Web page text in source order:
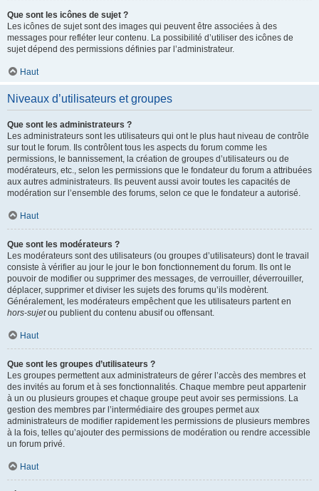
Que sont les icônes de sujet ?
Les icônes de sujet sont des images qui peuvent être associées à des
messages pour refléter leur contenu. La possibilité d’utiliser des icônes de
sujet dépend des permissions définies par l’administrateur.
Haut
Niveaux d’utilisateurs et groupes
Que sont les administrateurs ?
Les administrateurs sont les utilisateurs qui ont le plus haut niveau de contrôle
sur tout le forum. Ils contrôlent tous les aspects du forum comme les
permissions, le bannissement, la création de groupes d’utilisateurs ou de
modérateurs, etc., selon les permissions que le fondateur du forum a attribuées
aux autres administrateurs. Ils peuvent aussi avoir toutes les capacités de
modération sur l’ensemble des forums, selon ce que le fondateur a autorisé.
Haut
Que sont les modérateurs ?
Les modérateurs sont des utilisateurs (ou groupes d’utilisateurs) dont le travail
consiste à vérifier au jour le jour le bon fonctionnement du forum. Ils ont le
pouvoir de modifier ou supprimer des messages, de verrouiller, déverrouiller,
déplacer, supprimer et diviser les sujets des forums qu’ils modèrent.
Généralement, les modérateurs empêchent que les utilisateurs partent en
hors-sujetou publient du contenu abusif ou offensant.
Haut
Que sont les groupes d’utilisateurs ?
Les groupes permettent aux administrateurs de gérer l’accès des membres et
des invités au forum et à ses fonctionnalités. Chaque membre peut appartenir
à un ou plusieurs groupes et chaque groupe peut avoir ses permissions. La
gestion des membres par l’intermédiaire des groupes permet aux
administrateurs de modifier rapidement les permissions de plusieurs membres
à la fois, telles qu’ajouter des permissions de modération ou rendre accessible
un forum privé.
Haut